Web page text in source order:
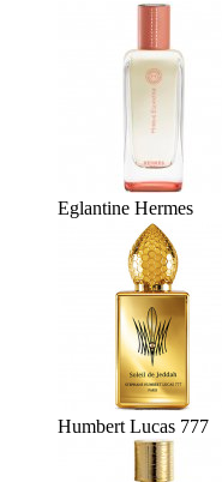
Eglantine Hermes
Humbert Lucas 777